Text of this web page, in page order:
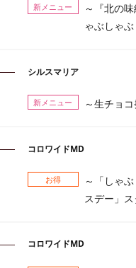
新メニュー
～『北の
ゃぶしゃ
シルスマリア
新メニュー ～生チョ
コロワイドMD
お得
～「しゃ
スデー」
コロワイドMD